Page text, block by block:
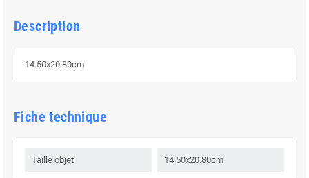
Description
14.50x20.80cm
Fiche technique
Taille objet 14.50x20.80cm